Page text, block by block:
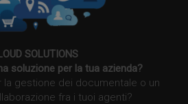
SOLUTIONS
soluzione per la tua azienda?
la gestione dei documentale o un
fra i tuoi agenti?